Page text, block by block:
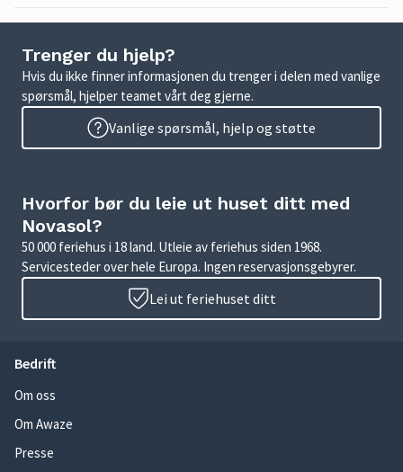
Trenger du hjelp?
Hvis du ikke finner informasjonen du trenger i delen med vanlige
spørsmål, hjelper teamet vårt deg gjerne.
Vanlige spørsmål, hjelp og støtte
Hvorfor bør du leie ut huset ditt med
Novasol?
50 000 feriehus i 18 land. Utleie av feriehus siden 1968.
Servicesteder over hele Europa. Ingen reservasjonsgebyrer.
Lei ut feriehuset ditt
Bedrift
Om oss
Om Awaze
Presse